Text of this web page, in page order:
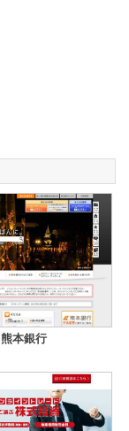
熊本銀行